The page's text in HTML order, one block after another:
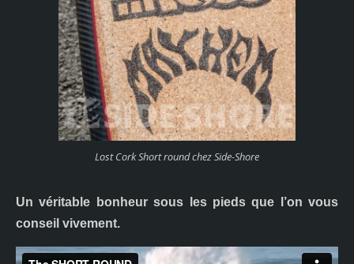
Lost Cork Short round chez Side-Shore
Un véritable bonheur sous les pieds que l’on vous
conseil vivement.